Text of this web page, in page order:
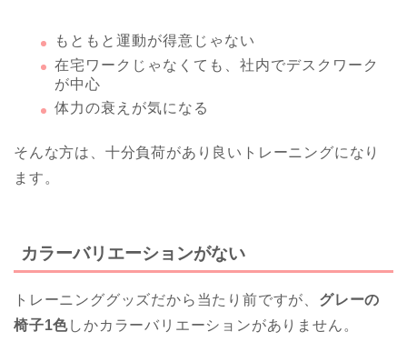
もともと運動が得意じゃない
在宅ワークじゃなくても、社内でデスクワーク
が中心
体力の衰えが気になる
そんな方は、十分負荷があり良いトレーニングになり
ます。
カラーバリエーションがない
トレーニンググッズだから当たり前ですが、 グレーの
椅子1色しかカラーバリエーションがありません。